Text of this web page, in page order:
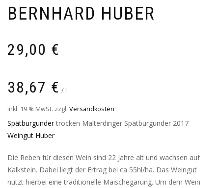
BERNHARD HUBER
29,00 €
38,67 € / l
inkl. 19 % MwSt. zzgl. Versandkosten
Spätburgundertrocken Malterdinger Spätburgunder 2017
Weingut Huber
Die Reben für diesen Wein sind 22 Jahre alt und wachsen auf
Kalkstein. Dabei liegt der Ertrag bei ca 55hl/ha. Das Weingut
nutzt hierbei eine traditionelle Maischegärung. Um dem Wein